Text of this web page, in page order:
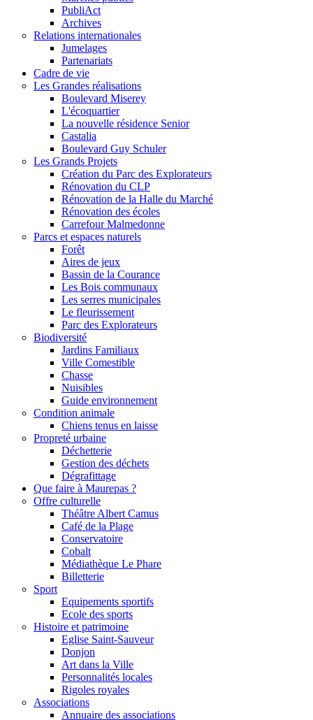
PubliAct
Archives
Relations internationales
Jumelages
Partenariats
Cadre de vie
Les Grandes réalisations
Boulevard Miserey
L'écoquartier
La nouvelle résidence Senior
Castalia
Boulevard Guy Schuler
Les Grands Projets
Création du Parc des Explorateurs
Rénovation du CLP
Rénovation de la Halle du Marché
Rénovation des écoles
Carrefour Malmedonne
Parcs et espaces naturels
Forêt
Aires de jeux
Bassin de la Courance
Les Bois communaux
Les serres municipales
Le fleurissement
Parc des Explorateurs
Biodiversité
Jardins Familiaux
Ville Comestible
Chasse
Nuisibles
Guide environnement
Condition animale
Chiens tenus en laisse
Propreté urbaine
Déchetterie
Gestion des déchets
Dégrafittage
Que faire à Maurepas ?
Offre culturelle
Théâtre Albert Camus
Café de la Plage
Conservatoire
Cobalt
Médiathèque Le Phare
Billetterie
Sport
Equipements sportifs
Ecole des sports
Histoire et patrimoine
Eglise Saint-Sauveur
Donjon
Art dans la Ville
Personnalités locales
Rigoles royales
Associations
Annuaire des associations